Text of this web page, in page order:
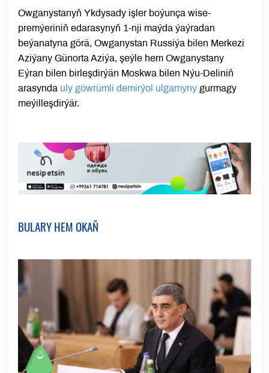
Owganystanyň Ykdysady işler boýunça wise-
premýeriniň edarasynyň 1-nji maýda ýaýradan
beýanatyna görä, Owganystan Russiýa bilen Merkezi
Aziýany Günorta Aziýa, şeýle hem Owganystany
Eýran bilen birleşdirýän Moskwa bilen Nýu-Deliniň
arasynda uly göwrümli demirýol ulgamyny gurmagy
meýilleşdirýär.
BULARY HEM OKAŇ